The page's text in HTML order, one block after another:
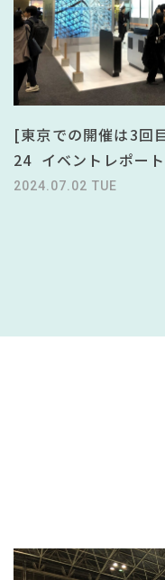
[東京での開催は3回
24 イベントレポート
2024.07.02 TUE